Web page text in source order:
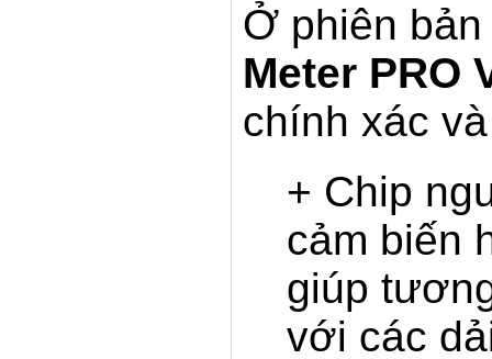
Ở phiên
Meter PRO
chính xác
+ Chip
cảm biến
giúp
với các